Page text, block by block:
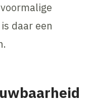
daar een